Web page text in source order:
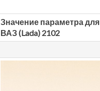
Значение параметра для
ВАЗ (Lada) 2102